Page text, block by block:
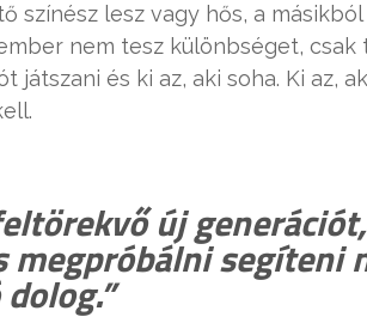
színész lesz vagy hős, a
nem tesz különbséget, csak
játszani és ki az, aki soha. Ki az,
új
megpróbálni segíteni